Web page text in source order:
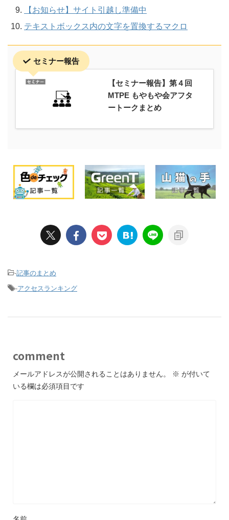
【お知らせ】サイト引越し準備中
テキストボックス内の文字を置換するマクロ
セミナー報告
【セミナー報告】第４回
MTPE もやもや会アフタ
ートークまとめ
-記事のまとめ
-アクセスランキング
comment
メールアドレスが公開されることはありません。 ※ が付いて
いる欄は必須項目です